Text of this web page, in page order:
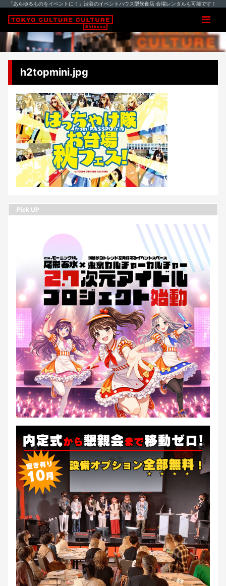
「あらゆるものをイベントに！」渋谷のイベントハウス型飲食店 会場レンタルも可能です！
h2topmini.jpg
Pick UP